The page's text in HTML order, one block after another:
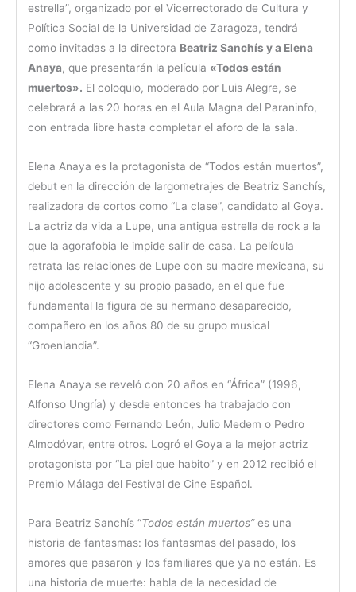
estrella”, organizado por el Vicerrectorado de Cultura y
Política Social de la Universidad de Zaragoza, tendrá
como invitadas a la directora Beatriz Sanchís y a Elena
Anaya, que presentarán la película «Todos están
muertos». El coloquio, moderado por Luis Alegre, se
celebrará a las 20 horas en el Aula Magna del Paraninfo,
con entrada libre hasta completar el aforo de la sala.
Elena Anaya es la protagonista de “Todos están muertos”,
debut en la dirección de largometrajes de Beatriz Sanchís,
realizadora de cortos como “La clase”, candidato al Goya.
La actriz da vida a Lupe, una antigua estrella de rock a la
que la agorafobia le impide salir de casa. La película
retrata las relaciones de Lupe con su madre mexicana, su
hijo adolescente y su propio pasado, en el que fue
fundamental la figura de su hermano desaparecido,
compañero en los años 80 de su grupo musical
“Groenlandia”.
Elena Anaya se reveló con 20 años en “África” (1996,
Alfonso Ungría) y desde entonces ha trabajado con
directores como Fernando León, Julio Medem o Pedro
Almodóvar, entre otros. Logró el Goya a la mejor actriz
protagonista por “La piel que habito” y en 2012 recibió el
Premio Málaga del Festival de Cine Español.
Para Beatriz Sanchís “Todos están muertos”es una
historia de fantasmas: los fantasmas del pasado, los
amores que pasaron y los familiares que ya no están. Es
una historia de muerte: habla de la necesidad de